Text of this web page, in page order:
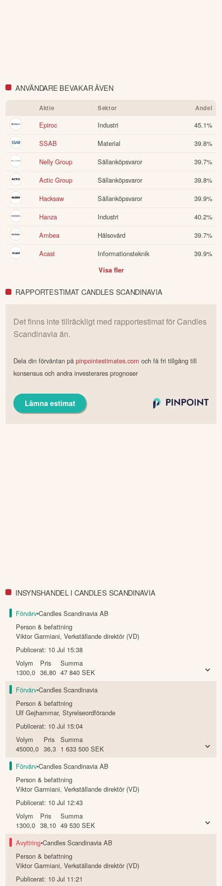
Öppna rapport (PDF)
ANVÄNDARE BEVAKAR ÄVEN
Aktie Sektor Andel
Epiroc Industri 45.1%
SSAB
Material 39.8%
Nelly Group
Sällanköpsvaror 39.7%
Actic Group
Sällanköpsvaror 39.8%
Hacksaw
Sällanköpsvaror 39.9%
Hanza
Industri 40.2%
Ambea
Hälsovård 39.7%
Acast
Informationsteknik 39.9%
Visa fler
RAPPORTESTIMAT CANDLES SCANDINAVIA
Det finns inte tillräckligt med rapportestimat för Candles
Scandinaviaän.
Dela din förväntan påpinpointestimates.com och få fri tillgång till
konsensus och andra investerares prognoser
Lämna estimat
INSYNSHANDEL I CANDLES SCANDINAVIA
Förvärv•Candles Scandinavia AB
Person & befattning
Viktor Garmiani,Verkställande direktör (VD)
Publicerat: 10 Jul 15:38
Volym
1300,0
Pris
36,80
Summa
47 840 SEK
Förvärv•Candles Scandinavia
Person & befattning
Ulf Gejhammar,Styrelseordförande
Publicerat: 10 Jul 15:04
Volym
45000,0
Pris
36,3
Summa
1 633 500 SEK
Förvärv•Candles Scandinavia AB
Person & befattning
Viktor Garmiani,Verkställande direktör (VD)
Publicerat: 10 Jul 12:43
Volym
1300,0
Pris
38,10
Summa
49 530 SEK
Avyttring•Candles Scandinavia AB
Person & befattning
Viktor Garmiani,Verkställande direktör (VD)
Publicerat: 10 Jul 11:21